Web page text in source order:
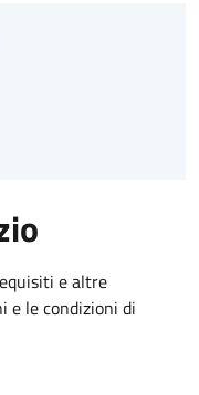
e altre
e le condizioni di